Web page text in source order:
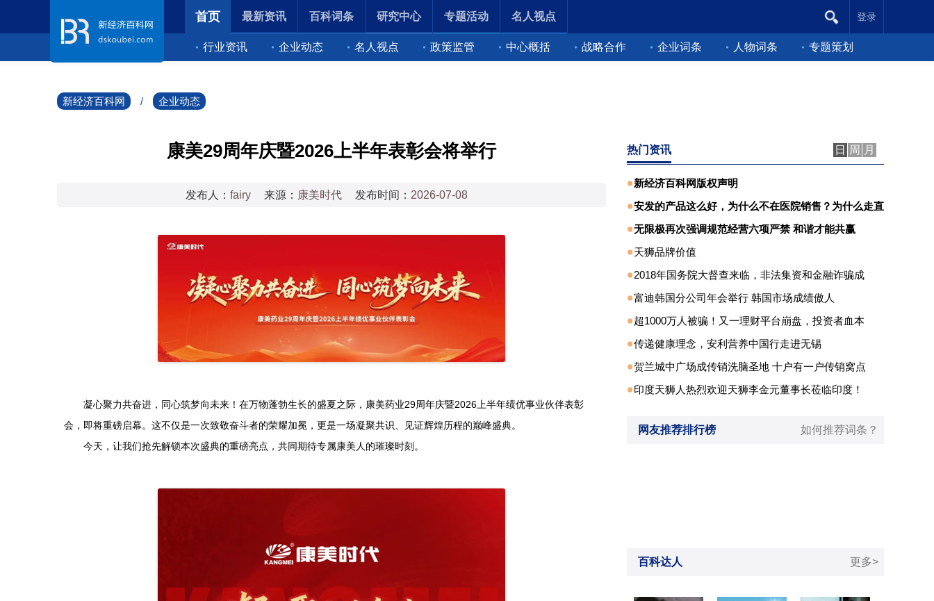
首页
行业资讯 企业动态 名人视点 政策监管 中心概括 战略合作 企业词条 人物词条 专题策划
最新资讯 百科词条 研究中心 专题活动 名人视点 登录
新经济百科网 / 企业动态
康美29周年庆暨2026上半年表彰会将举行
发布人： fairy 来源： 康美时代 发布时间： 2026-07-08
凝心聚力共奋进，同心筑梦向未来！在万物蓬勃生长的盛夏之际，康美药业29周年庆暨2026上半年绩优事业伙伴表彰
会，即将重磅启幕。这不仅是一次致敬奋斗者的荣耀加冕，更是一场凝聚共识、见证辉煌历程的巅峰盛典。
今天，让我们抢先解锁本次盛典的重磅亮点，共同期待专属康美人的璀璨时刻。
热门资讯 日 周 月
新经济百科网版权声明
安发的产品这么好，为什么不在医院销售？为什么走直
无限极再次强调规范经营六项严禁 和谐才能共赢
天狮品牌价值
2018年国务院大督查来临，非法集资和金融诈骗成
富迪韩国分公司年会举行 韩国市场成绩傲人
超1000万人被骗！又一理财平台崩盘，投资者血本
传递健康理念，安利营养中国行走进无锡
贺兰城中广场成传销洗脑圣地 十户有一户传销窝点
印度天狮人热烈欢迎天狮李金元董事长莅临印度！
网友推荐排行榜 如何推荐词条？
百科达人 更多>